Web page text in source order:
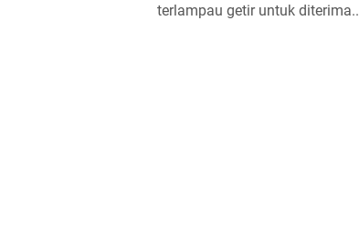
terlampau getir untuk diterima..